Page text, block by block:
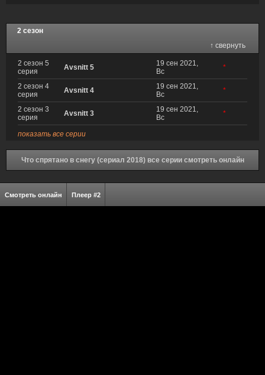
2 сезон
↑ свернуть
2 сезон 5
серия
Avsnitt 5
19 сен 2021,
Вс
*
2 сезон 4
серия
Avsnitt 4
19 сен 2021,
Вс
*
2 сезон 3
серия
Avsnitt 3
19 сен 2021,
Вс
*
показать все серии
Что спрятано в снегу (сериал 2018) все серии смотреть онлайн
Смотреть онлайн Плеер #2